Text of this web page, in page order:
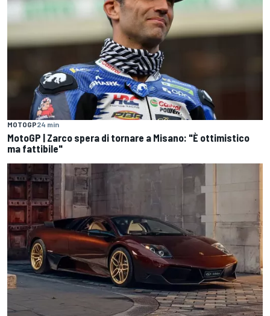
MOTOGP24 min
MotoGP | Zarco spera di tornare a Misano: "È ottimistico
ma fattibile"